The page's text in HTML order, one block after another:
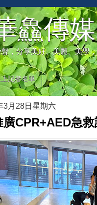
鱻傳媒
，分享美好、美麗、美學
記者名單
3月28日星期六
廣CPR+AED急